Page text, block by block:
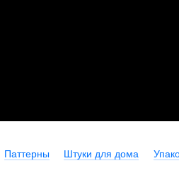
Паттерны Штуки для дома